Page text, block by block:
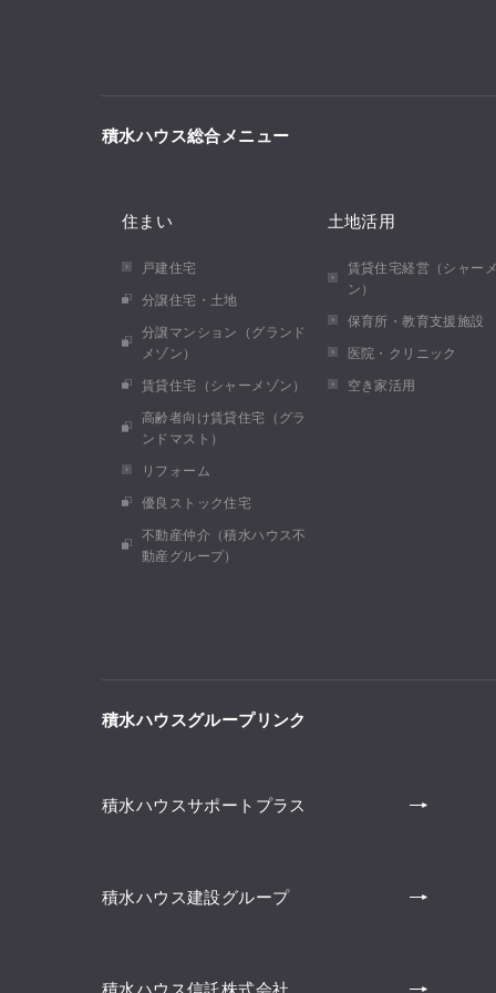
積水ハウス総合メニュー
住まい
戸建住宅
分譲住宅・土地
分譲マンション（グランド
メゾン）
賃貸住宅（シャーメゾン）
高齢者向け賃貸住宅（グラ
ンドマスト）
リフォーム
優良ストック住宅
不動産仲介（積水ハウス不
動産グループ）
土地活用
賃貸住宅経営（シャー
ン）
保育所・教育支援施設
医院・クリニック
空き家活用
積水ハウスグループリンク
積水ハウスサポートプラス
積水ハウス建設グループ